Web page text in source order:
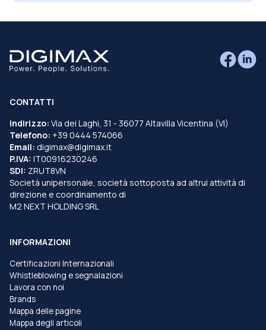
CONTATTI
Indirizzo: Via dei Laghi, 31 - 36077 Altavilla Vicentina (VI)
Telefono: +39 0444 574066
Email: digimax@digimax.it
P.IVA: IT00916230246
SDI: ZRUT8VN
Società unipersonale, società sottoposta ad altrui attività di
direzione e coordinamento di
M2 NEXT HOLDING SRL
INFORMAZIONI
Certificazioni Internazionali
Whistleblowing e segnalazioni
Lavora con noi
Brands
Mappa delle pagine
Mappa degli articoli